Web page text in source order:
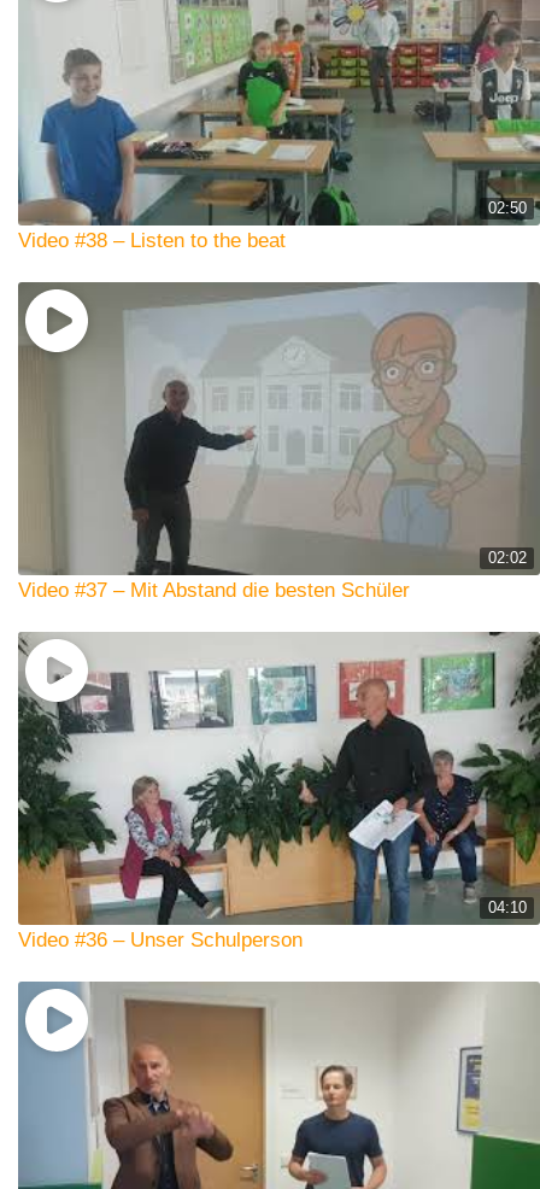
02:50
Video #38 – Listen to the beat
02:02
Video #37 – Mit Abstand die besten Schüler
04:10
Video #36 – Unser Schulperson